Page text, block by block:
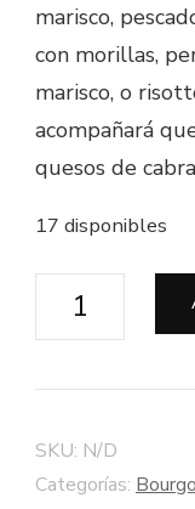
marisco,
con morillas,
marisco, o
acompañará
quesos de
17 disponibles
Santenay
2015
-
SKU: N/D
Categorías: